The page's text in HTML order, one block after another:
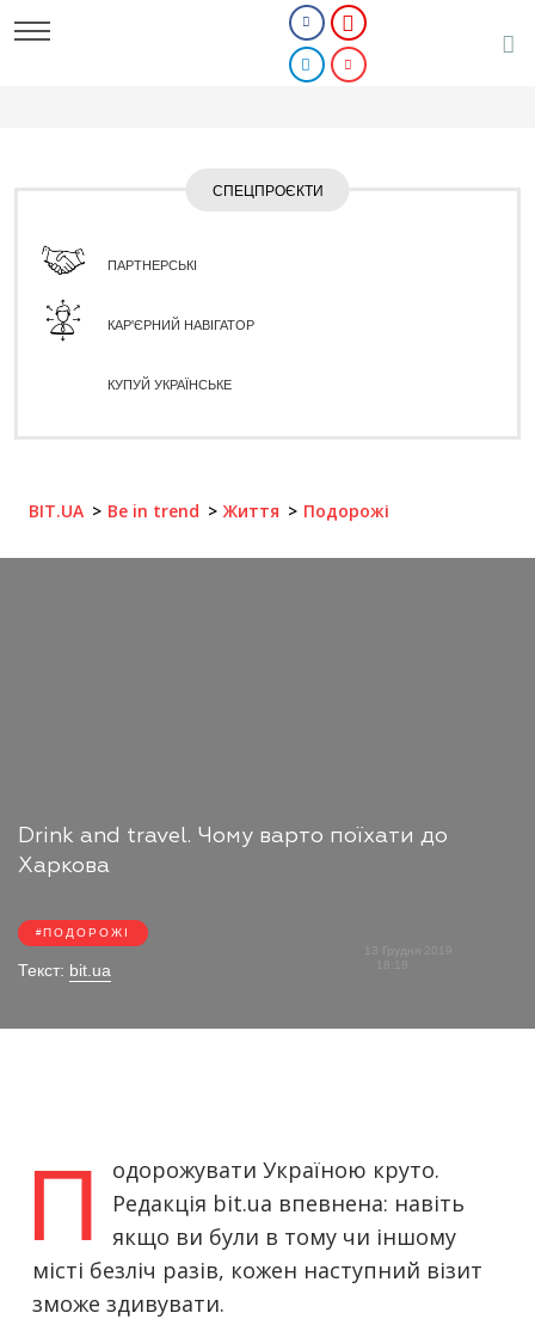
СПЕЦПРОЄКТИ
ПАРТНЕРСЬКІ
КАР'ЄРНИЙ НАВІГАТОР
КУПУЙ УКРАЇНСЬКЕ
BIT.UA Be in trend Життя Подорожі
Drink and travel. Чому варто поїхати до
Харкова
ПОДОРОЖІ
Текст: bit.ua
13 Грудня 2019
П
одорожувати Україною круто.
Редакція bit.ua впевнена: навіть
якщо ви були в тому чи іншому
місті безліч разів, кожен наступний візит
зможе здивувати.